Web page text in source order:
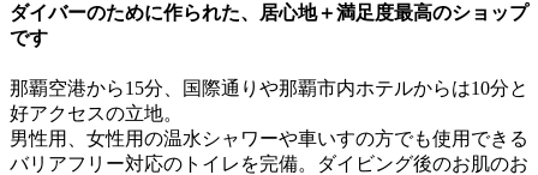
ダイバーのために作られた、居心地＋満足度最高のショップ
です
那覇空港から15分、国際通りや那覇市内ホテルからは10分と
好アクセスの立地。
男性用、女性用の温水シャワーや車いすの方でも使用できる
バリアフリー対応のトイレを完備。ダイビング後のお肌のお